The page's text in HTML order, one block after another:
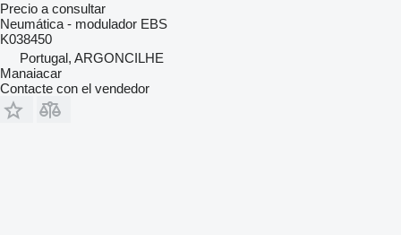
Precio a consultar
Neumática - modulador EBS
K038450
Portugal, ARGONCILHE
Manaiacar
Contacte con el vendedor